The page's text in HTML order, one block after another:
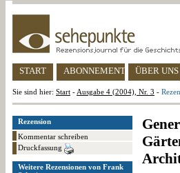
START ABONNEMENT ÜBER UNS
Sie sind hier: Start - Ausgabe 4 (2004), Nr. 3 -
Rezension
Kommentar schreiben
Druckfassung
Weitere Rezensionen von Frank